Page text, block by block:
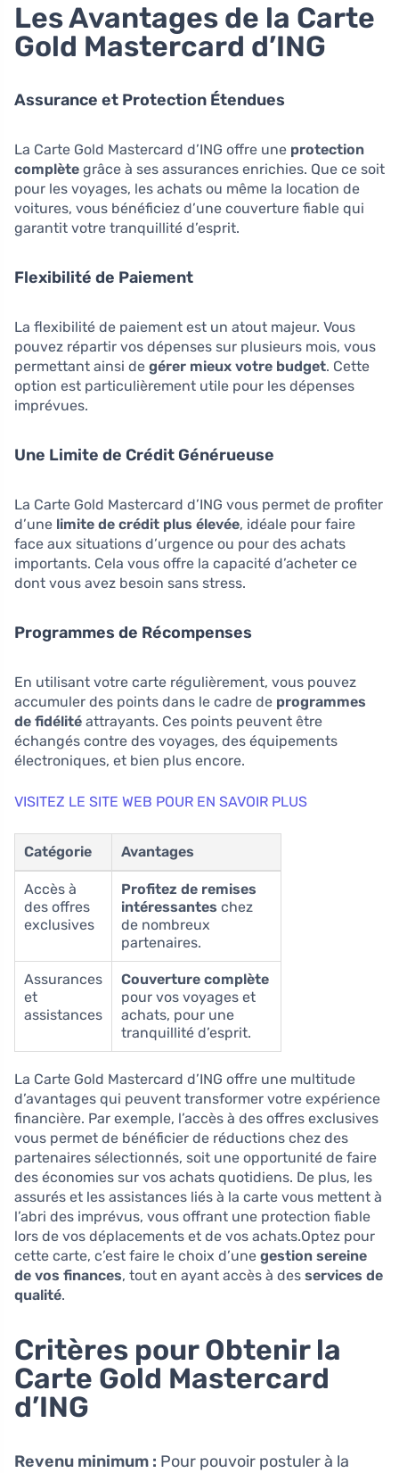
Les Avantages de la Carte
Gold Mastercard d’ING
Assurance et Protection Étendues
La Carte Gold Mastercard d’ING offre une protection
complète grâce à ses assurances enrichies. Que ce soit
pour les voyages, les achats ou même la location de
voitures, vous bénéficiez d’une couverture fiable qui
garantit votre tranquillité d’esprit.
Flexibilité de Paiement
La flexibilité de paiement est un atout majeur. Vous
pouvez répartir vos dépenses sur plusieurs mois, vous
permettant ainsi de gérer mieux votre budget. Cette
option est particulièrement utile pour les dépenses
imprévues.
Une Limite de Crédit Générueuse
La Carte Gold Mastercard d’ING vous permet de profiter
d’une limite de crédit plus élevée, idéale pour faire
face aux situations d’urgence ou pour des achats
importants. Cela vous offre la capacité d’acheter ce
dont vous avez besoin sans stress.
Programmes de Récompenses
En utilisant votre carte régulièrement, vous pouvez
accumuler des points dans le cadre de programmes
de fidélité attrayants. Ces points peuvent être
échangés contre des voyages, des équipements
électroniques, et bien plus encore.
VISITEZ LE SITE WEB POUR EN SAVOIR PLUS
Catégorie Avantages
Accès à
des offres
exclusives
Profitez de remises
intéressantes chez
de nombreux
partenaires.
Assurances
et
assistances
Couverture complète
pour vos voyages et
achats, pour une
tranquillité d’esprit.
La Carte Gold Mastercard d’ING offre une multitude
d’avantages qui peuvent transformer votre expérience
financière. Par exemple, l’accès à des offres exclusives
vous permet de bénéficier de réductions chez des
partenaires sélectionnés, soit une opportunité de faire
des économies sur vos achats quotidiens. De plus, les
assurés et les assistances liés à la carte vous mettent à
l’abri des imprévus, vous offrant une protection fiable
lors de vos déplacements et de vos achats.Optez pour
cette carte, c’est faire le choix d’une gestion sereine
de vos finances, tout en ayant accès à des services de
qualité.
Critères pour Obtenir la
Carte Gold Mastercard
d’ING
Revenu minimum : Pour pouvoir postuler à la